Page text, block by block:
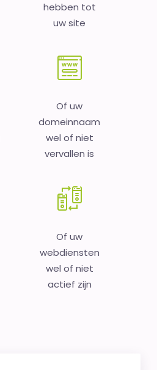
hebben tot
uw site
Of uw
domeinnaam
wel of niet
vervallen is
Of uw
webdiensten
wel of niet
actief zijn